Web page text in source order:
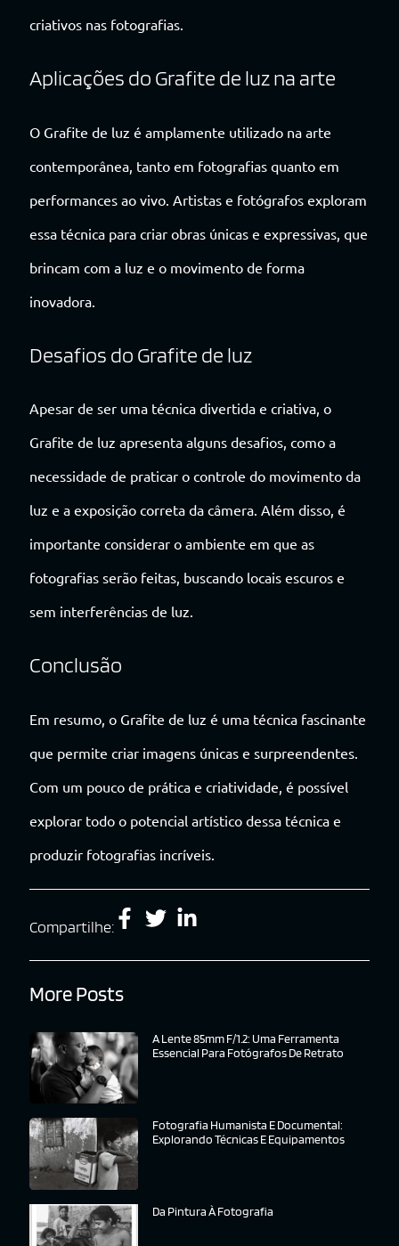
criativos nas fotografias.
Aplicações do Grafite de luz na arte
O Grafite de luz é amplamente utilizado na arte
contemporânea, tanto em fotografias quanto em
performances ao vivo. Artistas e fotógrafos exploram
essa técnica para criar obras únicas e expressivas, que
brincam com a luz e o movimento de forma
inovadora.
Desafios do Grafite de luz
Apesar de ser uma técnica divertida e criativa, o
Grafite de luz apresenta alguns desafios, como a
necessidade de praticar o controle do movimento da
luz e a exposição correta da câmera. Além disso, é
importante considerar o ambiente em que as
fotografias serão feitas, buscando locais escuros e
sem interferências de luz.
Conclusão
Em resumo, o Grafite de luz é uma técnica fascinante
que permite criar imagens únicas e surpreendentes.
Com um pouco de prática e criatividade, é possível
explorar todo o potencial artístico dessa técnica e
produzir fotografias incríveis.
Compartilhe:
More Posts
A Lente 85mm F/1.2: Uma Ferramenta
Essencial Para Fotógrafos De Retrato
Fotografia Humanista E Documental:
Explorando Técnicas E Equipamentos
Da Pintura À Fotografia